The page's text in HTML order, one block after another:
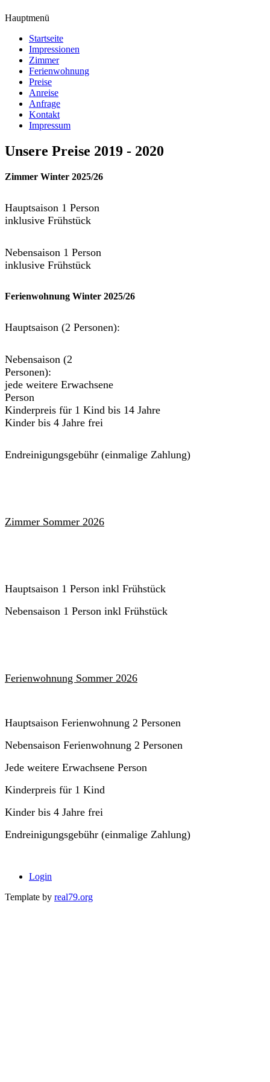
Hauptmenü
Startseite
Impressionen
Zimmer
Ferienwohnung
Preise
Anreise
Anfrage
Kontakt
Impressum
Unsere Preise 2019 - 2020
Zimmer Winter 2025/26
Hauptsaison 1 Person
inklusive Frühstück
Nebensaison 1 Person
inklusive Frühstück
Ferienwohnung Winter 2025/26
Hauptsaison (2 Personen):
Nebensaison (2
Personen):
jede weitere Erwachsene
Person
Kinderpreis für 1 Kind bis 14 Jahre
Kinder bis 4 Jahre frei
Endreinigungsgebühr (einmalige Zahlung)
Zimmer Sommer 2026
Hauptsaison 1 Person inkl Frühstück
Nebensaison 1 Person inkl Frühstück
Ferienwohnung Sommer 2026
Hauptsaison Ferienwohnung 2 Personen
Nebensaison Ferienwohnung 2 Personen
Jede weitere Erwachsene Person
Kinderpreis für 1 Kind
Kinder bis 4 Jahre frei
Endreinigungsgebühr (einmalige Zahlung)
Login
Template by real79.org